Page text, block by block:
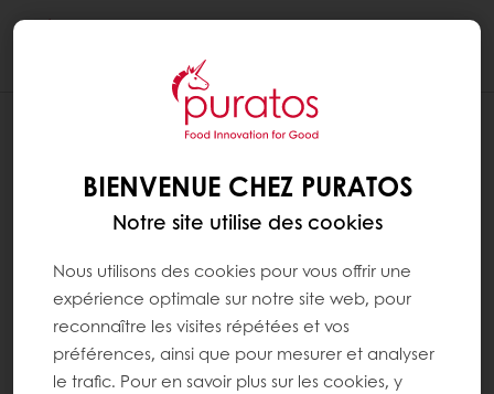
BIENVENUE CHEZ PURATOS
Notre site utilise des cookies
Nous utilisons des cookies pour vous offrir une
expérience optimale sur notre site web, pour
reconnaître les visites répétées et vos
préférences, ainsi que pour mesurer et analyser
le trafic. Pour en savoir plus sur les cookies, y